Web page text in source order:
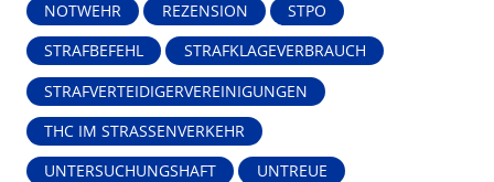
NOTWEHR REZENSION STPO
STRAFBEFEHL STRAFKLAGEVERBRAUCH
STRAFVERTEIDIGERVEREINIGUNGEN
THC IM STRASSENVERKEHR
UNTERSUCHUNGSHAFT UNTREUE